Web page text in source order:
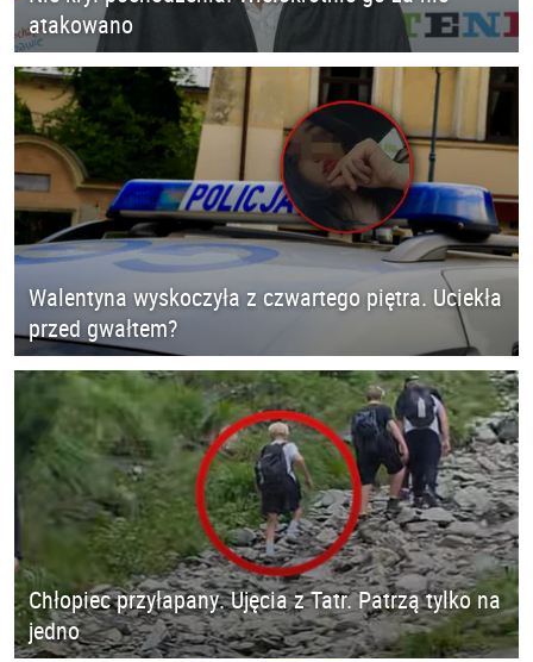
atakowano
Walentyna wyskoczyła z czwartego piętra. Uciekła
przed gwałtem?
Chłopiec przyłapany. Ujęcia z Tatr. Patrzą tylko na
jedno